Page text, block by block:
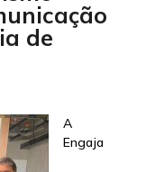
de
A
Engaja